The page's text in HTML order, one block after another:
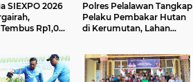
SIEXPO 2026
Rp1,05
Polres Pelalawan Tangkap
Pelaku Pembakar Hutan
di Kerumutan, Lahan